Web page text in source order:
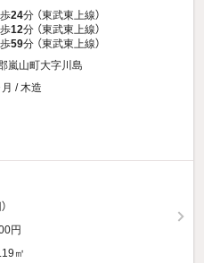
24分 （東武東上線）
12分 （東武東上線）
59分 （東武東上線）
嵐山町大字川島
/ 木造
円
㎡